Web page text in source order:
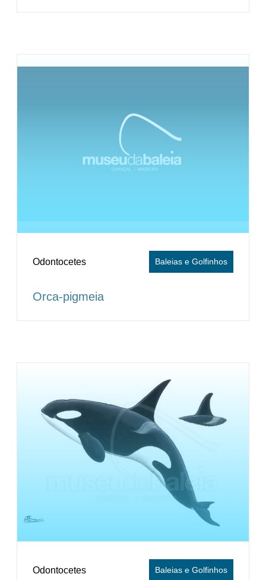
Baleias e Golfinhos
Odontocetes
Orca-pigmeia
Baleias e Golfinhos
Odontocetes